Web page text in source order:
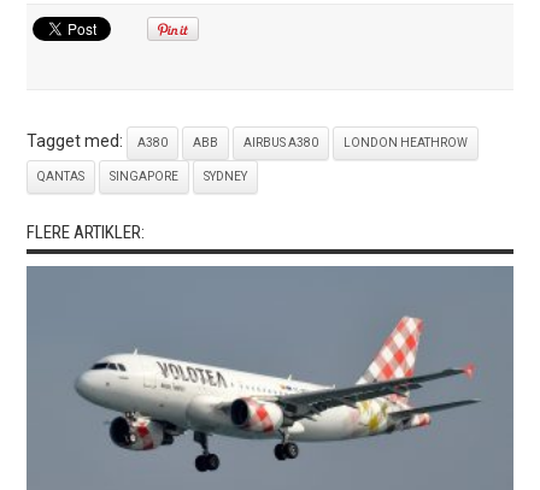
Tagget med: A380 ABB AIRBUS A380 LONDON HEATHROW
QANTAS SINGAPORE SYDNEY
FLERE ARTIKLER: